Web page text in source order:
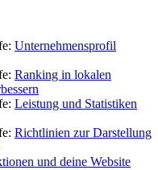
Unternehmensprofil
Ranking in lokalen
Leistung und Statistiken
Richtlinien zur Darstellung
und deine Website